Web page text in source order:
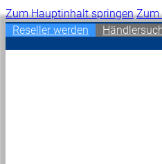
Zum Hauptinhalt springen Zum
Reseller werden